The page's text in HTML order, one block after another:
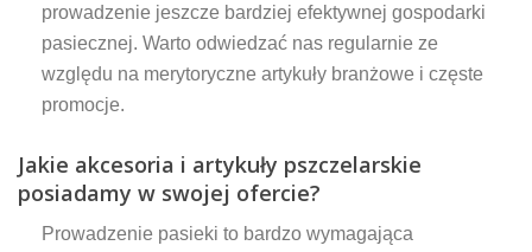
prowadzenie jeszcze bardziej efektywnej gospodarki
pasiecznej. Warto odwiedzać nas regularnie ze
względu na merytoryczne artykuły branżowe i częste
promocje.
Jakie akcesoria i artykuły pszczelarskie
posiadamy w swojej ofercie?
Prowadzenie pasieki to bardzo wymagająca